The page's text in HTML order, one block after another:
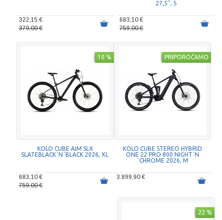
322,15 €
379,00 €
27,5'', S
683,10 €
759,00 €
10 %
KOLO CUBE AIM SLX
SLATEBLACK´N´BLACK 2026, XL
683,10 €
759,00 €
PRIPOROČAMO
KOLO CUBE STEREO HYBRID
ONE 22 PRO 800 NIGHT´N
´CHROME 2026, M
3.899,90 €
22 %